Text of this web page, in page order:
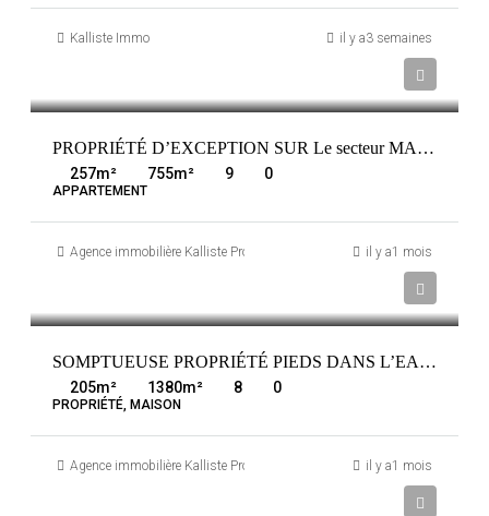
Kalliste Immo il y a3 semaines
FRANCE LUCCIANA
PROPRIÉTÉ D’EXCEPTION SUR Le secteur MARANA PIEDS DANS L EAU DIRECT
257m² 755m² 9 0
APPARTEMENT
Agence immobilière Kalliste Properties il y a1 mois
CORBARA FRANCE
SOMPTUEUSE PROPRIÉTÉ PIEDS DANS L’EAU , MARINE DE DAVIA 20256 CORBAR
205m² 1380m² 8 0
PROPRIÉTÉ, MAISON
Agence immobilière Kalliste Properties il y a1 mois